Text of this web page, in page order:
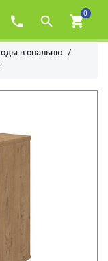
0
в спальню